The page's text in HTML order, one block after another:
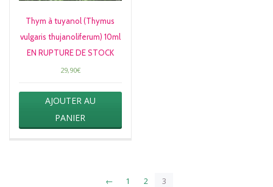
Thym à tuyanol (Thymus
vulgaris thujanoliferum) 10ml
EN RUPTURE DE STOCK
29,90€
AJOUTER AU
PANIER
← 1 2 3